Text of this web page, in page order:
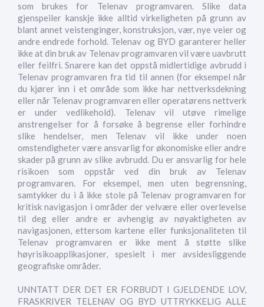
som brukes for Telenav programvaren. Slike data
gjenspeiler kanskje ikke alltid virkeligheten på grunn av
blant annet veistenginger, konstruksjon, vær, nye veier og
andre endrede forhold. Telenav og BYD garanterer heller
ikke at din bruk av Telenav programvaren vil være uavbrutt
eller feilfri. Snarere kan det oppstå midlertidige avbrudd i
Telenav programvaren fra tid til annen (for eksempel når
du kjører inn i et område som ikke har nettverksdekning
eller når Telenav programvaren eller operatørens nettverk
er under vedlikehold). Telenav vil utøve rimelige
anstrengelser for å forsøke å begrense eller forhindre
slike hendelser, men Telenav vil ikke under noen
omstendigheter være ansvarlig for økonomiske eller andre
skader på grunn av slike avbrudd. Du er ansvarlig for hele
risikoen som oppstår ved din bruk av Telenav
programvaren. For eksempel, men uten begrensning,
samtykker du i å ikke stole på Telenav programvaren for
kritisk navigasjon i områder der velvære eller overlevelse
til deg eller andre er avhengig av nøyaktigheten av
navigasjonen, ettersom kartene eller funksjonaliteten til
Telenav programvaren er ikke ment å støtte slike
høyrisikoapplikasjoner, spesielt i mer avsidesliggende
geografiske områder.
UNNTATT DER DET ER FORBUDT I GJELDENDE LOV,
FRASKRIVER TELENAV OG BYD UTTRYKKELIG ALLE